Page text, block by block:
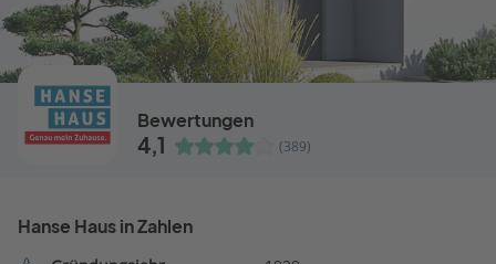
Bewertungen
4,1 (389)
Hanse Haus in Zahlen